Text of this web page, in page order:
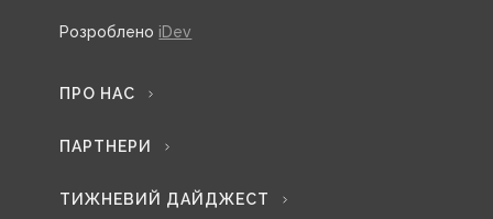
Розроблено iDev
ПРО НАС
ПАРТНЕРИ
ТИЖНЕВИЙ ДАЙДЖЕСТ